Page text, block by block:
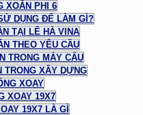
XOẮN PHI 6
DỤNG ĐỂ LÀM GÌ?
TẠI LÊ HÀ VINA
THEO YÊU CẦU
TRONG MÁY CẨU
TRONG XÂY DỰNG
XOAY
XOAY 19X7
19X7 LÀ GÌ